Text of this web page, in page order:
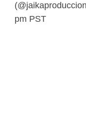
pm PST